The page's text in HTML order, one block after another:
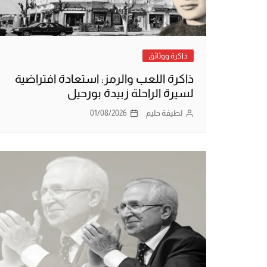
ذاكرة ووثائق
ذاكرة اللعب والرمز: استعادة افتراضية
لسيرة الراحلة زبيدة بورحيل
لطيفة حليم 01/08/2026